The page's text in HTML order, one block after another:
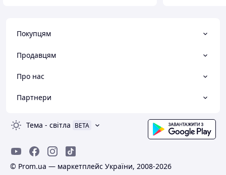
Покупцям
Продавцям
Про нас
Партнери
Тема - світла BETA
© Prom.ua — маркетплейс України, 2008-2026